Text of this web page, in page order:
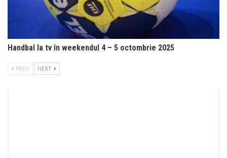
Handbal la tv în weekendul 4 – 5 octombrie 2025
PREV NEXT